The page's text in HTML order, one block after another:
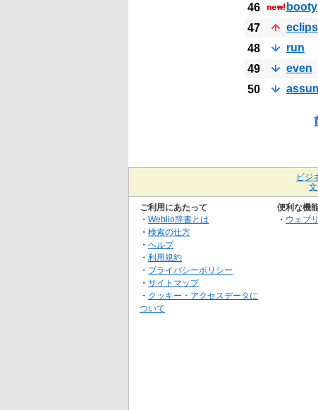
46
booty
47
48
run
49
even
50
ビジ
ご利用にあたって
・ Weblio辞書とは
・ 検索の仕方
・ ヘルプ
・ 利用規約
・ プライバシーポリシー
・ サイトマップ
・ クッキー・アクセスデータに
ついて
便利な機
・ ウェブ